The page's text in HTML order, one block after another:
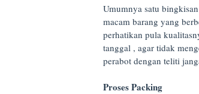
Umumnya satu
macam barang yang
perhatikan pula
tanggal , agar tidak
perabot dengan teliti
Proses Packing